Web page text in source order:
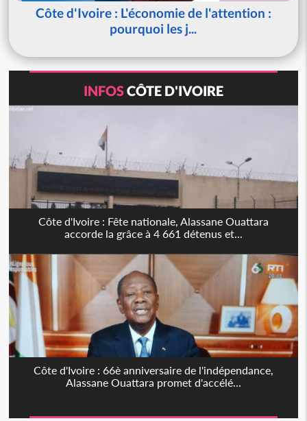
Côte d'Ivoire : L'économie de l'attention :
pourquoi les j...
INFOSCÔTE D'IVOIRE
Côte d'Ivoire : Fête nationale, Alassane Ouattara
accorde la grâce à 4 661 détenus et...
Côte d'Ivoire : 66è anniversaire de l'indépendance,
Alassane Ouattara promet d'accélé...